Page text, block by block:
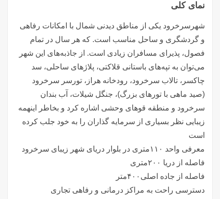
نمای کلی
شهرسرخرود یکی از مناطق دیدنی شمال با امکانات رفاهی
و گردشگری و ساحل مناسب است. که هر سال در تمام
فصول، پذیرای مسافران زیادی است. از جاذبه‌های این شهر
می‌توان به تپه‌های باستانی قلاکتی، پلاژ‌های ساحلی، سد
چاکسر، تالاب سرخرود، رودخانه هراز، تورسر سرخرود
(صید ماهی با تور‌های بزرگ)، جنگل شیلات، آب بندان
سرخرود و منطقه قو‌های وحشی اشاره کرد و بخاطر اینهمه
زیبایی نظر بسیاری از سرمایه گذاران را به خود جلب کرده
است
معرفی واحد ۱۱۰متری در بلوار دریای شهر زیبای سرخرود
فاصله از دریا ۲۰۰متری
فاصله از جاده اصلی۴۰۰متر
دسترسی راحت به مراکز درمانی و رفاهی تجاری